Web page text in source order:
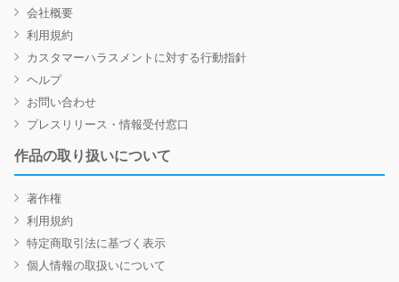
会社概要
利用規約
カスタマーハラスメントに対する行動指針
ヘルプ
お問い合わせ
プレスリリース・情報受付窓口
作品の取り扱いについて
著作権
利用規約
特定商取引法に基づく表示
個人情報の取扱いについて